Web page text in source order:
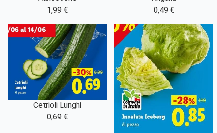
1,99 €
0,49 €
Cetrioli Lunghi
0,69 €